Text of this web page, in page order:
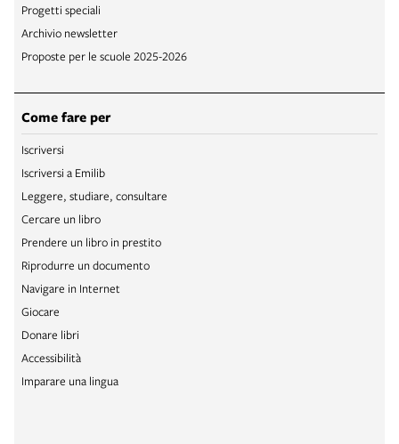
Progetti speciali
Archivio newsletter
Proposte per le scuole 2025-2026
Come fare per
Iscriversi
Iscriversi a Emilib
Leggere, studiare, consultare
Cercare un libro
Prendere un libro in prestito
Riprodurre un documento
Navigare in Internet
Giocare
Donare libri
Accessibilità
Imparare una lingua